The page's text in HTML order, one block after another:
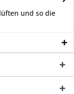
und so die